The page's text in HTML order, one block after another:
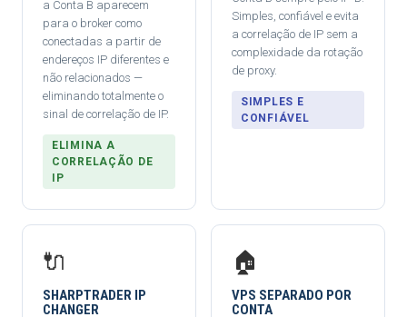
a Conta B aparecem
para o broker como
conectadas a partir de
endereços IP diferentes e
não relacionados —
eliminando totalmente o
sinal de correlação de IP.
ELIMINA A
CORRELAÇÃO DE
IP
Simples, confiável e evita
a correlação de IP sem a
complexidade da rotação
de proxy.
SIMPLES E
CONFIÁVEL
🔌
SHARPTRADER IP
CHANGER
🏠
VPS SEPARADO POR
CONTA